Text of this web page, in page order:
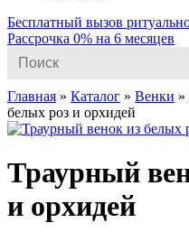
Бесплатный вызов
Рассрочка 0% на 6 месяцев
for:
Главная » Каталог » Венки »
белых роз и орхидей
Траурный
и орхидей